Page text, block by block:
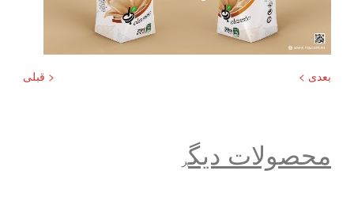
< قبلی بعدی >
محصولات دیگر